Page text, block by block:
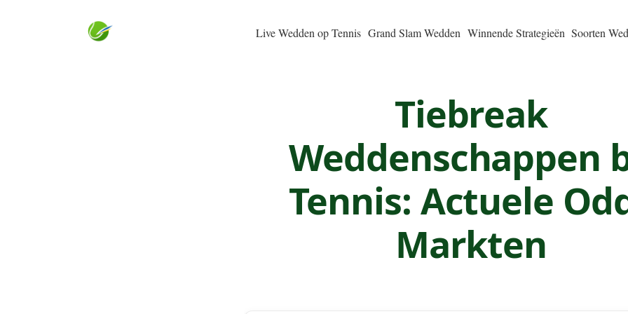
Live Wedden op Tennis Grand Slam Wedden Winnende Strategieën Soorten
Tiebreak
Weddenschappen
Tennis: Actuele
Markten